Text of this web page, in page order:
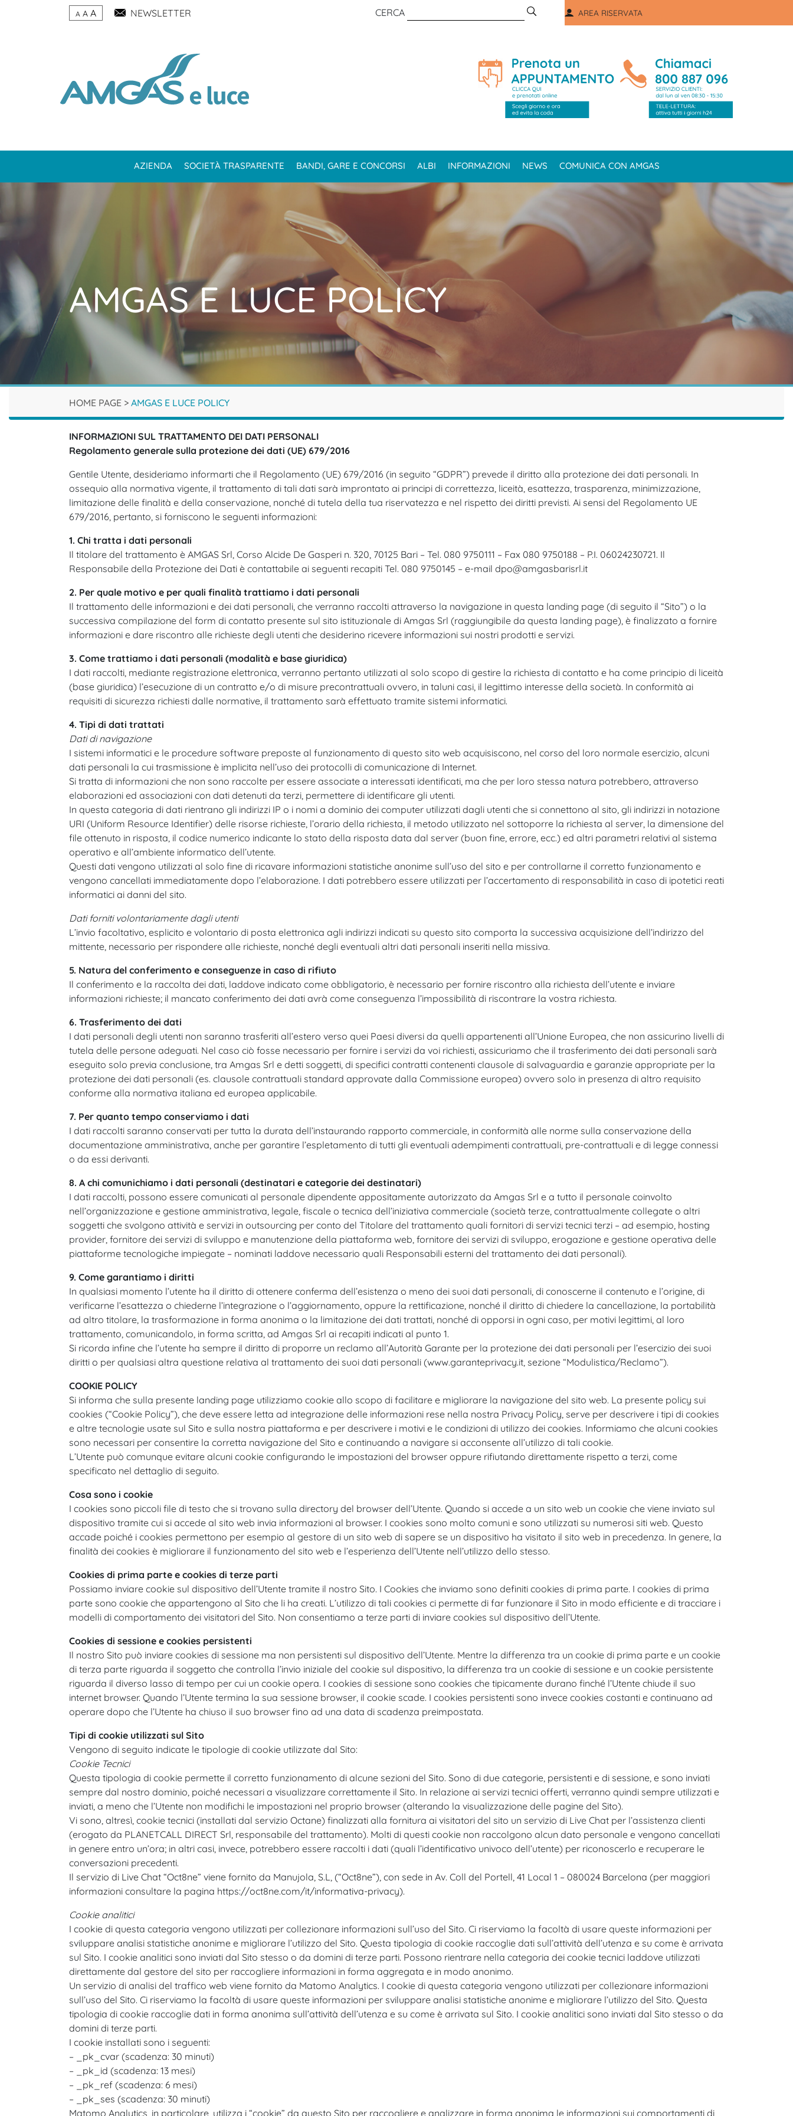
A A A NEWSLETTER CERCA AREA RISERVATA
AZIENDA SOCIETÀ TRASPARENTE BANDI, GARE E CONCORSI ALBI INFORMAZIONI NEWS COMUNICA CON AMGAS
AMGAS E LUCE POLICY
HOME PAGE > AMGAS E LUCE POLICY
INFORMAZIONI SUL TRATTAMENTO DEI DATI PERSONALI
Regolamento generale sulla protezione dei dati (UE) 679/2016
Gentile Utente, desideriamo informarti che il Regolamento (UE) 679/2016 (in seguito “GDPR”) prevede il diritto alla protezione dei dati personali. In
ossequio alla normativa vigente, il trattamento di tali dati sarà improntato ai principi di correttezza, liceità, esattezza, trasparenza, minimizzazione,
limitazione delle finalità e della conservazione, nonché di tutela della tua riservatezza e nel rispetto dei diritti previsti. Ai sensi del Regolamento UE
679/2016, pertanto, si forniscono le seguenti informazioni:
1. Chi tratta i dati personali
Il titolare del trattamento è AMGAS Srl, Corso Alcide De Gasperi n. 320, 70125 Bari – Tel. 080 9750111 – Fax 080 9750188 – P.I. 06024230721. Il
Responsabile della Protezione dei Dati è contattabile ai seguenti recapiti Tel. 080 9750145 – e-mail dpo@amgasbarisrl.it
2. Per quale motivo e per quali finalità trattiamo i dati personali
Il trattamento delle informazioni e dei dati personali, che verranno raccolti attraverso la navigazione in questa landing page (di seguito il “Sito”) o la
successiva compilazione del form di contatto presente sul sito istituzionale di Amgas Srl (raggiungibile da questa landing page), è finalizzato a fornire
informazioni e dare riscontro alle richieste degli utenti che desiderino ricevere informazioni sui nostri prodotti e servizi.
3. Come trattiamo i dati personali (modalità e base giuridica)
I dati raccolti, mediante registrazione elettronica, verranno pertanto utilizzati al solo scopo di gestire la richiesta di contatto e ha come principio di liceità
(base giuridica) l’esecuzione di un contratto e/o di misure precontrattuali ovvero, in taluni casi, il legittimo interesse della società. In conformità ai
requisiti di sicurezza richiesti dalle normative, il trattamento sarà effettuato tramite sistemi informatici.
4. Tipi di dati trattati
Dati di navigazione
I sistemi informatici e le procedure software preposte al funzionamento di questo sito web acquisiscono, nel corso del loro normale esercizio, alcuni
dati personali la cui trasmissione è implicita nell’uso dei protocolli di comunicazione di Internet.
Si tratta di informazioni che non sono raccolte per essere associate a interessati identificati, ma che per loro stessa natura potrebbero, attraverso
elaborazioni ed associazioni con dati detenuti da terzi, permettere di identificare gli utenti.
In questa categoria di dati rientrano gli indirizzi IP o i nomi a dominio dei computer utilizzati dagli utenti che si connettono al sito, gli indirizzi in notazione
URI (Uniform Resource Identifier) delle risorse richieste, l’orario della richiesta, il metodo utilizzato nel sottoporre la richiesta al server, la dimensione del
file ottenuto in risposta, il codice numerico indicante lo stato della risposta data dal server (buon fine, errore, ecc.) ed altri parametri relativi al sistema
operativo e all’ambiente informatico dell’utente.
Questi dati vengono utilizzati al solo fine di ricavare informazioni statistiche anonime sull’uso del sito e per controllarne il corretto funzionamento e
vengono cancellati immediatamente dopo l’elaborazione. I dati potrebbero essere utilizzati per l’accertamento di responsabilità in caso di ipotetici reati
informatici ai danni del sito.
Dati forniti volontariamente dagli utenti
L’invio facoltativo, esplicito e volontario di posta elettronica agli indirizzi indicati su questo sito comporta la successiva acquisizione dell’indirizzo del
mittente, necessario per rispondere alle richieste, nonché degli eventuali altri dati personali inseriti nella missiva.
5. Natura del conferimento e conseguenze in caso di rifiuto
Il conferimento e la raccolta dei dati, laddove indicato come obbligatorio, è necessario per fornire riscontro alla richiesta dell’utente e inviare
informazioni richieste; il mancato conferimento dei dati avrà come conseguenza l’impossibilità di riscontrare la vostra richiesta.
6. Trasferimento dei dati
I dati personali degli utenti non saranno trasferiti all’estero verso quei Paesi diversi da quelli appartenenti all’Unione Europea, che non assicurino livelli di
tutela delle persone adeguati. Nel caso ciò fosse necessario per fornire i servizi da voi richiesti, assicuriamo che il trasferimento dei dati personali sarà
eseguito solo previa conclusione, tra Amgas Srl e detti soggetti, di specifici contratti contenenti clausole di salvaguardia e garanzie appropriate per la
protezione dei dati personali (es. clausole contrattuali standard approvate dalla Commissione europea) ovvero solo in presenza di altro requisito
conforme alla normativa italiana ed europea applicabile.
7. Per quanto tempo conserviamo i dati
I dati raccolti saranno conservati per tutta la durata dell’instaurando rapporto commerciale, in conformità alle norme sulla conservazione della
documentazione amministrativa, anche per garantire l’espletamento di tutti gli eventuali adempimenti contrattuali, pre-contrattuali e di legge connessi
o da essi derivanti.
8. A chi comunichiamo i dati personali (destinatari e categorie dei destinatari)
I dati raccolti, possono essere comunicati al personale dipendente appositamente autorizzato da Amgas Srl e a tutto il personale coinvolto
nell’organizzazione e gestione amministrativa, legale, fiscale o tecnica dell’iniziativa commerciale (società terze, contrattualmente collegate o altri
soggetti che svolgono attività e servizi in outsourcing per conto del Titolare del trattamento quali fornitori di servizi tecnici terzi – ad esempio, hosting
provider, fornitore dei servizi di sviluppo e manutenzione della piattaforma web, fornitore dei servizi di sviluppo, erogazione e gestione operativa delle
piattaforme tecnologiche impiegate – nominati laddove necessario quali Responsabili esterni del trattamento dei dati personali).
9. Come garantiamo i diritti
In qualsiasi momento l’utente ha il diritto di ottenere conferma dell’esistenza o meno dei suoi dati personali, di conoscerne il contenuto e l’origine, di
verificarne l’esattezza o chiederne l’integrazione o l’aggiornamento, oppure la rettificazione, nonché il diritto di chiedere la cancellazione, la portabilità
ad altro titolare, la trasformazione in forma anonima o la limitazione dei dati trattati, nonché di opporsi in ogni caso, per motivi legittimi, al loro
trattamento, comunicandolo, in forma scritta, ad Amgas Srl ai recapiti indicati al punto 1.
Si ricorda infine che l’utente ha sempre il diritto di proporre un reclamo all’Autorità Garante per la protezione dei dati personali per l’esercizio dei suoi
diritti o per qualsiasi altra questione relativa al trattamento dei suoi dati personali (www.garanteprivacy.it, sezione “Modulistica/Reclamo”).
COOKIE POLICY
Si informa che sulla presente landing page utilizziamo cookie allo scopo di facilitare e migliorare la navigazione del sito web. La presente policy sui
cookies (“Cookie Policy”), che deve essere letta ad integrazione delle informazioni rese nella nostra Privacy Policy, serve per descrivere i tipi di cookies
e altre tecnologie usate sul Sito e sulla nostra piattaforma e per descrivere i motivi e le condizioni di utilizzo dei cookies. Informiamo che alcuni cookies
sono necessari per consentire la corretta navigazione del Sito e continuando a navigare si acconsente all’utilizzo di tali cookie.
L’Utente può comunque evitare alcuni cookie configurando le impostazioni del browser oppure rifiutando direttamente rispetto a terzi, come
specificato nel dettaglio di seguito.
Cosa sono i cookie
I cookies sono piccoli file di testo che si trovano sulla directory del browser dell’Utente. Quando si accede a un sito web un cookie che viene inviato sul
dispositivo tramite cui si accede al sito web invia informazioni al browser. I cookies sono molto comuni e sono utilizzati su numerosi siti web. Questo
accade poiché i cookies permettono per esempio al gestore di un sito web di sapere se un dispositivo ha visitato il sito web in precedenza. In genere, la
finalità dei cookies è migliorare il funzionamento del sito web e l’esperienza dell’Utente nell’utilizzo dello stesso.
Cookies di prima parte e cookies di terze parti
Possiamo inviare cookie sul dispositivo dell’Utente tramite il nostro Sito. I Cookies che inviamo sono definiti cookies di prima parte. I cookies di prima
parte sono cookie che appartengono al Sito che li ha creati. L’utilizzo di tali cookies ci permette di far funzionare il Sito in modo efficiente e di tracciare i
modelli di comportamento dei visitatori del Sito. Non consentiamo a terze parti di inviare cookies sul dispositivo dell’Utente.
Cookies di sessione e cookies persistenti
Il nostro Sito può inviare cookies di sessione ma non persistenti sul dispositivo dell’Utente. Mentre la differenza tra un cookie di prima parte e un cookie
di terza parte riguarda il soggetto che controlla l’invio iniziale del cookie sul dispositivo, la differenza tra un cookie di sessione e un cookie persistente
riguarda il diverso lasso di tempo per cui un cookie opera. I cookies di sessione sono cookies che tipicamente durano finché l’Utente chiude il suo
internet browser. Quando l’Utente termina la sua sessione browser, il cookie scade. I cookies persistenti sono invece cookies costanti e continuano ad
operare dopo che l’Utente ha chiuso il suo browser fino ad una data di scadenza preimpostata.
Tipi di cookie utilizzati sul Sito
Vengono di seguito indicate le tipologie di cookie utilizzate dal Sito:
Cookie Tecnici
Questa tipologia di cookie permette il corretto funzionamento di alcune sezioni del Sito. Sono di due categorie, persistenti e di sessione, e sono inviati
sempre dal nostro dominio, poiché necessari a visualizzare correttamente il Sito. In relazione ai servizi tecnici offerti, verranno quindi sempre utilizzati e
inviati, a meno che l’Utente non modifichi le impostazioni nel proprio browser (alterando la visualizzazione delle pagine del Sito).
Vi sono, altresì, cookie tecnici (installati dal servizio Octane) finalizzati alla fornitura ai visitatori del sito un servizio di Live Chat per l’assistenza clienti
(erogato da PLANETCALL DIRECT Srl, responsabile del trattamento). Molti di questi cookie non raccolgono alcun dato personale e vengono cancellati
in genere entro un’ora; in altri casi, invece, potrebbero essere raccolti i dati (quali l’identificativo univoco dell’utente) per riconoscerlo e recuperare le
conversazioni precedenti.
Il servizio di Live Chat “Oct8ne” viene fornito da Manujola, S.L, (“Oct8ne”), con sede in Av. Coll del Portell, 41 Local 1 – 080024 Barcelona (per maggiori
informazioni consultare la pagina https://oct8ne.com/it/informativa-privacy).
Cookie analitici
I cookie di questa categoria vengono utilizzati per collezionare informazioni sull’uso del Sito. Ci riserviamo la facoltà di usare queste informazioni per
sviluppare analisi statistiche anonime e migliorare l’utilizzo del Sito. Questa tipologia di cookie raccoglie dati sull’attività dell’utenza e su come è arrivata
sul Sito. I cookie analitici sono inviati dal Sito stesso o da domini di terze parti. Possono rientrare nella categoria dei cookie tecnici laddove utilizzati
direttamente dal gestore del sito per raccogliere informazioni in forma aggregata e in modo anonimo.
Un servizio di analisi del traffico web viene fornito da Matomo Analytics. I cookie di questa categoria vengono utilizzati per collezionare informazioni
sull’uso del Sito. Ci riserviamo la facoltà di usare queste informazioni per sviluppare analisi statistiche anonime e migliorare l’utilizzo del Sito. Questa
tipologia di cookie raccoglie dati in forma anonima sull’attività dell’utenza e su come è arrivata sul Sito. I cookie analitici sono inviati dal Sito stesso o da
domini di terze parti.
I cookie installati sono i seguenti:
– _pk_cvar (scadenza: 30 minuti)
– _pk_id (scadenza: 13 mesi)
– _pk_ref (scadenza: 6 mesi)
– _pk_ses (scadenza: 30 minuti)
Matomo Analytics, in particolare, utilizza i “cookie” da questo Sito per raccogliere e analizzare in forma anonima le informazioni sui comportamenti di